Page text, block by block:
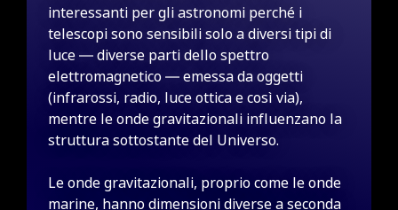
interessanti per gli astronomi perché i
telescopi sono sensibili solo a diversi tipi di
luce — diverse parti dello spettro
elettromagnetico — emessa da oggetti
(infrarossi, radio, luce ottica e così via),
mentre le onde gravitazionali influenzano la
struttura sottostante del Universo.
Le onde gravitazionali, proprio come le onde
marine, hanno dimensioni diverse a seconda